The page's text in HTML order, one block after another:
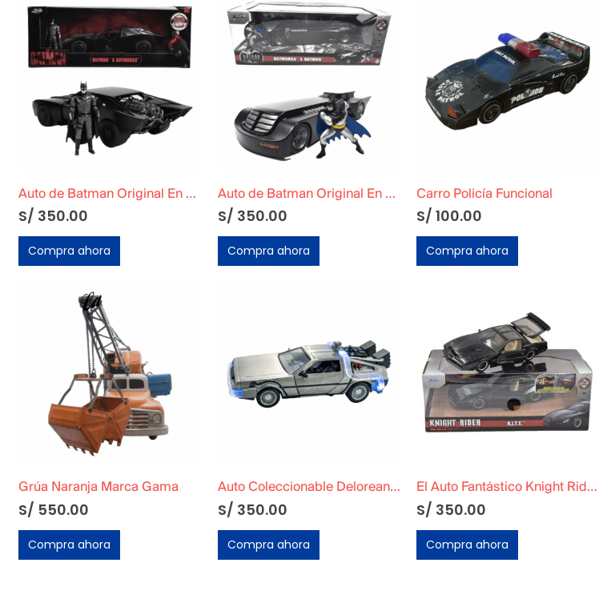
Auto de Batman Original En Caja
S/ 350.00
Compra ahora
Auto de Batman Original En Caja
S/ 350.00
Compra ahora
Carro Policía Funcional
S/ 100.00
Compra ahora
Grúa Naranja Marca Gama
S/ 550.00
Compra ahora
Auto Coleccionable Delorean Volver al Futuro 1
S/ 350.00
Compra ahora
El Auto Fantástico Knight Rider – K2000 (K.I.T.T.) Auto Fantástico
S/ 350.00
Compra ahora